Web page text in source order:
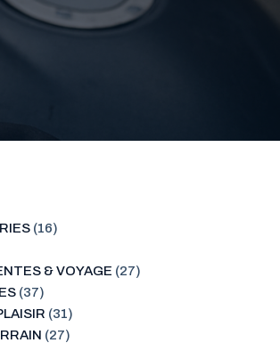
(16)
& VOYAGE (27)
(37)
(31)
(27)